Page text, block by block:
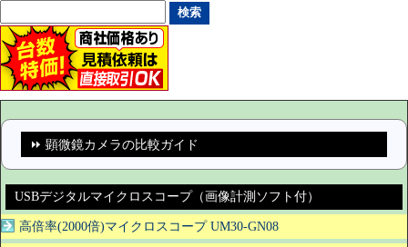
⏩ 顕微鏡カメラの比較ガイド
USBデジタルマイクロスコープ（画像計測ソフト付）
高倍率(2000倍)マイクロスコープ UM30-GN08